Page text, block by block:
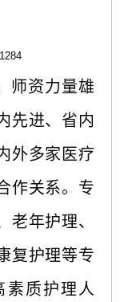
1284
师资力量雄
先进、省内
外多家医疗
作关系。专
老年护理、
复护理等专
素质护理人